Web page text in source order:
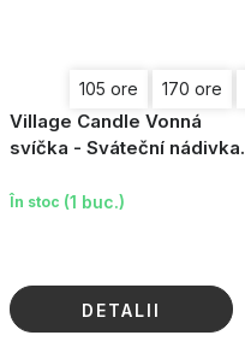
Village Candle Vonná
svíčka - Sváteční nádivka,
105 ore 170 ore
În stoc (1 buc.)
DETALII